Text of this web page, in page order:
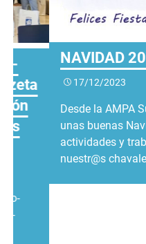
NAVIDAD 2023/
17/12/2023
Desde la AMPA
unas buenas
actividades y
nuestr@s chavales.